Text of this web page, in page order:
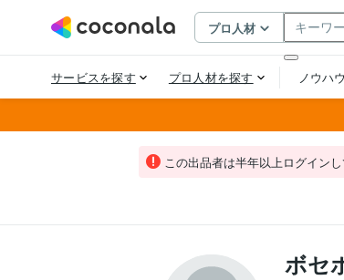
この出品者は半年以上ログイン
ボセ